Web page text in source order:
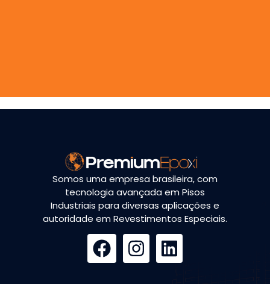
Somos uma empresa brasileira, com
tecnologia avançada em Pisos
Industriais para diversas aplicações e
autoridade em Revestimentos Especiais.